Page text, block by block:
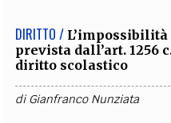
DIRITTO /
prevista dall’art. 1256
diritto scolastico
diGianfranco Nunziata